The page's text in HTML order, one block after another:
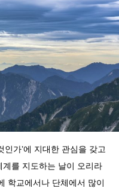
가’에 지대한 관심을 갖고
를 지도하는 날이 오리라
학교에서나 단체에서 많이